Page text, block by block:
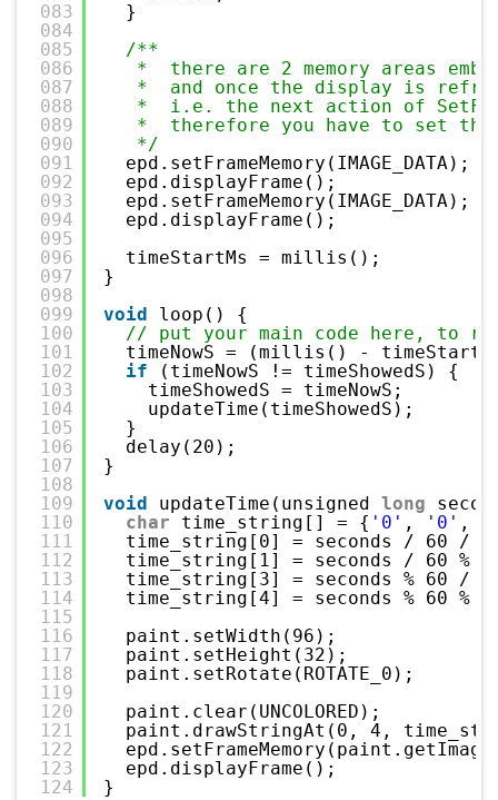
083
084
085
086
087
088
089
090
091
092
093
094
095
096
097
098
099
100
101
102
103
104
105
106
107
108
109
110
111
112
113
114
115
116
117
118
119
120
121
122
123
124
}
/**
*  there are 2 memory areas
*  and once the display is
*  i.e. the next action of
*  therefore you have to set the
*/
epd.setFrameMemory(IMAGE_DATA);
epd.displayFrame();
epd.setFrameMemory(IMAGE_DATA);
epd.displayFrame();
timeStartMs = millis();
}
void
loop() {
// put your main code here, to
timeNowS = (millis() -
if
(timeNowS != timeShowedS) {
timeShowedS = timeNowS;
updateTime(timeShowedS);
}
delay(20);
}
void
updateTime(unsigned long
char
time_string[] = { '0' , '0' ,
time_string[0] = seconds / 60 /
time_string[1] = seconds / 60 %
time_string[3] = seconds % 60 /
time_string[4] = seconds % 60 %
paint.setWidth(96);
paint.setHeight(32);
paint.setRotate(ROTATE_0);
paint.clear(UNCOLORED);
paint.drawStringAt(0, 4,
epd.displayFrame();
}